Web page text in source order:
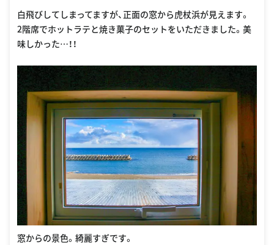
白飛びしてしまってますが、正面の窓から虎杖浜が見えます。
2階席でホットラテと焼き菓子のセットをいただきました。美
味しかった…！！
窓からの景色。綺麗すぎです。